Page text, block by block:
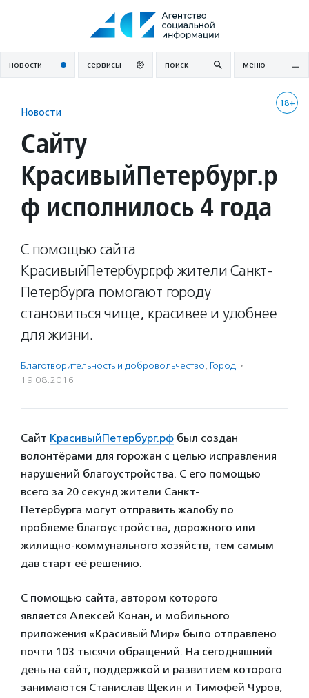
новости сервисы поиск меню
18+
Новости
Сайту
КрасивыйПетербург.р
ф исполнилось 4 года
С помощью сайта
КрасивыйПетербург.рф жители Санкт-
Петербурга помогают городу
становиться чище, красивее и удобнее
для жизни.
Благотвори­тель­ность и доброволь­чест­во, Город ·
19.08.2016
Сайт КрасивыйПетербург.рф был создан
волонтёрами для горожан с целью исправления
нарушений благоустройства. С его помощью
всего за 20 секунд жители Санкт-
Петербурга могут отправить жалобу по
проблеме благоустройства, дорожного или
жилищно-коммунального хозяйств, тем самым
дав старт её решению.
С помощью сайта, автором которого
является Алексей Конан, и мобильного
приложения «Красивый Мир» было отправлено
почти 103 тысячи обращений. На сегодняшний
день на сайт, поддержкой и развитием которого
занимаются Станислав Щекин и Тимофей Чуров,